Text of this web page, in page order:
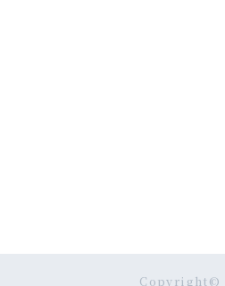
Copyright©